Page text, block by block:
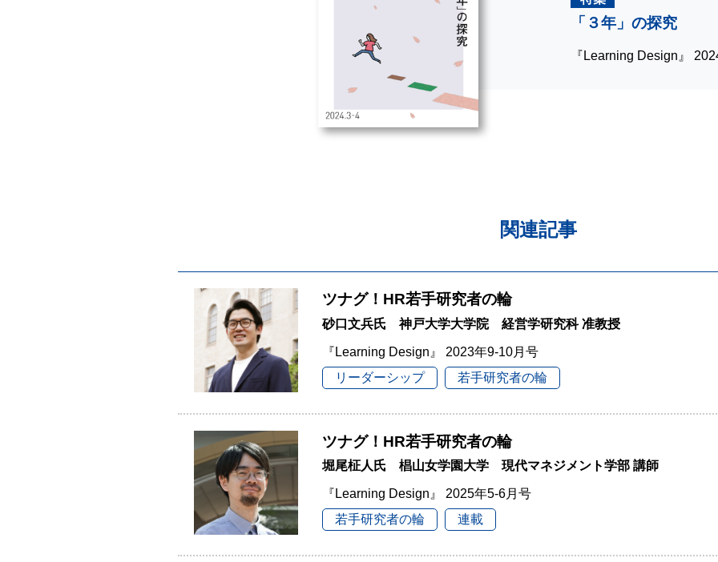
「３年」の探究
『Learning Design』
関連記事
ツナグ！HR若手研究者の輪
砂口文兵氏 神戸大学大学院 経営学研究科 准教授
『Learning Design』 2023年9-10月号
リーダーシップ
若手研究者の輪
ツナグ！HR若手研究者の輪
堀尾柾人氏 椙山女学園大学 現代マネジメント学部 講師
『Learning Design』 2025年5-6月号
若手研究者の輪
連載